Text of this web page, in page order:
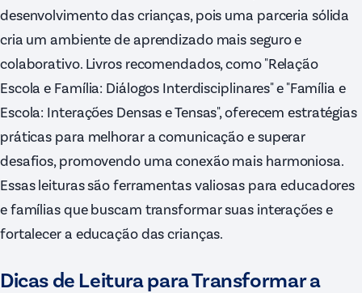
desenvolvimento das crianças, pois uma parceria sólida
cria um ambiente de aprendizado mais seguro e
colaborativo. Livros recomendados, como "Relação
Escola e Família: Diálogos Interdisciplinares" e "Família e
Escola: Interações Densas e Tensas", oferecem estratégias
práticas para melhorar a comunicação e superar
desafios, promovendo uma conexão mais harmoniosa.
Essas leituras são ferramentas valiosas para educadores
e famílias que buscam transformar suas interações e
fortalecer a educação das crianças.
Dicas de Leitura para Transformar a